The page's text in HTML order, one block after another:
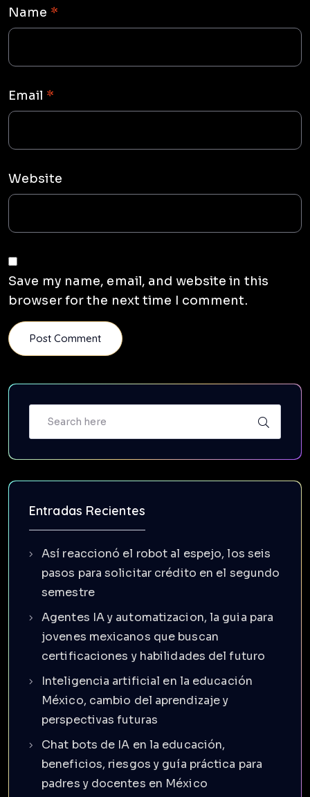
Name *
Email *
Website
Save my name, email, and website in this
browser for the next time I comment.
Entradas Recientes
Así reaccionó el robot al espejo, los seis
pasos para solicitar crédito en el segundo
semestre
Agentes IA y automatizacion, la guia para
jovenes mexicanos que buscan
certificaciones y habilidades del futuro
Inteligencia artificial en la educación
México, cambio del aprendizaje y
perspectivas futuras
Chat bots de IA en la educación,
beneficios, riesgos y guía práctica para
padres y docentes en México